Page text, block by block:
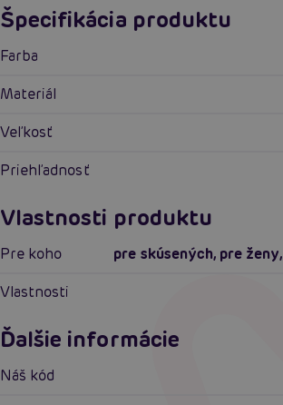
Špecifikácia produktu
Farba
Materiál
Veľkosť
Priehľadnosť
Vlastnosti produktu
Pre koho pre skúsených, pre ženy,
Vlastnosti
Ďalšie informácie
Náš kód